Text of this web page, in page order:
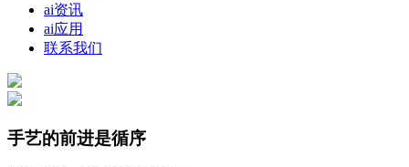
ai资讯
ai应用
联系我们
手艺的前进是循序